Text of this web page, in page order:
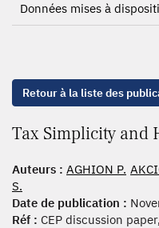
Données mises à
Retour à la liste des
Tax Simplicity and
Auteurs : AGHION P.
S.
Date de publication :
Réf : CEP discussion